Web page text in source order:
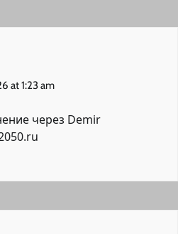
at 1:23 am
через Demir